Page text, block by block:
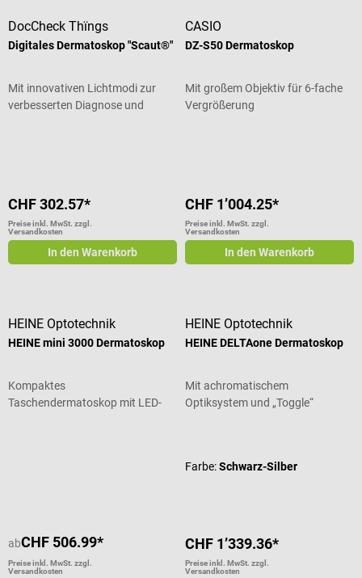
DocCheck Thïngs
Digitales Dermatoskop "Scaut®"
Mit innovativen Lichtmodi zur
verbesserten Diagnose und
CHF 302.57*
Preise inkl. MwSt. zzgl.
Versandkosten
In den Warenkorb
CASIO
DZ-S50 Dermatoskop
Mit großem Objektiv für 6-fache
Vergrößerung
CHF 1’004.25*
Preise inkl. MwSt. zzgl.
Versandkosten
In den Warenkorb
HEINE Optotechnik
HEINE mini 3000 Dermatoskop
Kompaktes
Taschendermatoskop mit LED-
abCHF 506.99*
Preise inkl. MwSt. zzgl.
Versandkosten
HEINE Optotechnik
HEINE DELTAone Dermatoskop
Mit achromatischem
Optiksystem und „Toggle“
Farbe:Schwarz-Silber
CHF 1’339.36*
Preise inkl. MwSt. zzgl.
Versandkosten